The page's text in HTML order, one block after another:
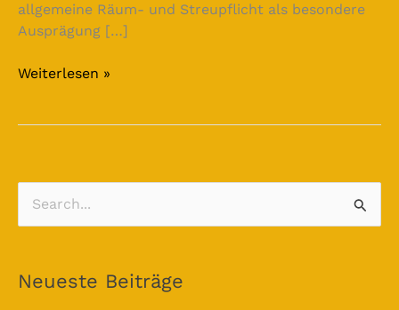
allgemeine Räum- und Streupflicht als besondere
Ausprägung […]
Weiterlesen »
h
Neueste Beiträge